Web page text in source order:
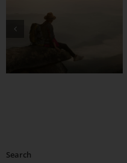
အချစ်တွေ ပိုတိုးလာ
Search